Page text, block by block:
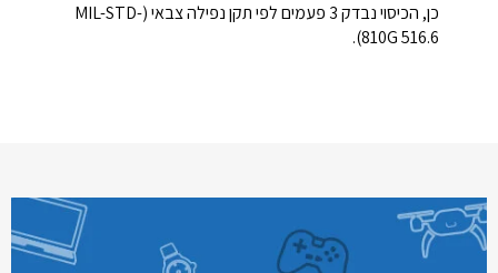
כן, הכיסוי נבדק 3 פעמים לפי תקן נפילה צבאי (MIL-STD-
810G 516.6).